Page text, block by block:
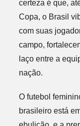
certeza é que,
Copa, o Brasil
com suas
campo,
laço entre a
nação.
O futebol
brasileiro está